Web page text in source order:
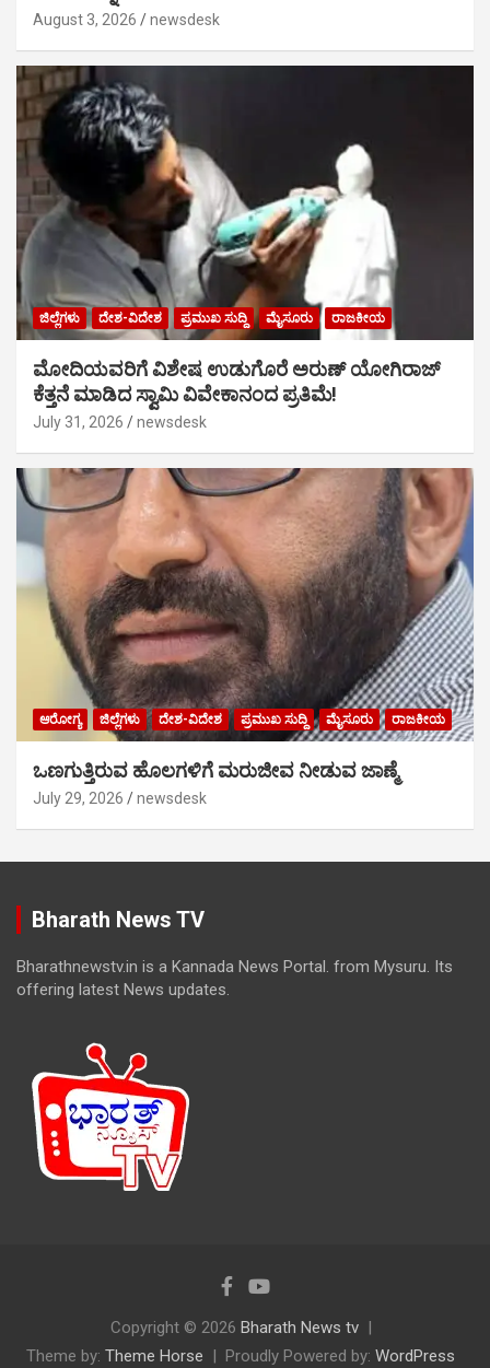
August 3, 2026 newsdesk
ಜಿಲ್ಲೆಗಳು ದೇಶ-ವಿದೇಶ ಪ್ರಮುಖ ಸುದ್ದಿ ಮೈಸೂರು ರಾಜಕೀಯ
ಮೋದಿಯವರಿಗೆ ವಿಶೇಷ ಉಡುಗೊರೆ ಅರುಣ್ ಯೋಗಿರಾಜ್
ಕೆತ್ತನೆ ಮಾಡಿದ ಸ್ವಾಮಿ ವಿವೇಕಾನಂದ ಪ್ರತಿಮೆ!
July 31, 2026 newsdesk
ಆರೋಗ್ಯ ಜಿಲ್ಲೆಗಳು ದೇಶ-ವಿದೇಶ ಪ್ರಮುಖ ಸುದ್ದಿ ಮೈಸೂರು ರಾಜಕೀಯ
ಒಣಗುತ್ತಿರುವ ಹೊಲಗಳಿಗೆ ಮರುಜೀವ ನೀಡುವ ಜಾಣ್ಮೆ
July 29, 2026 newsdesk
Bharath News TV
Bharathnewstv.in is a Kannada News Portal. from Mysuru. Its
offering latest News updates.
Copyright © 2026 Bharath News tv
Theme by: Theme Horse Proudly Powered by: WordPress